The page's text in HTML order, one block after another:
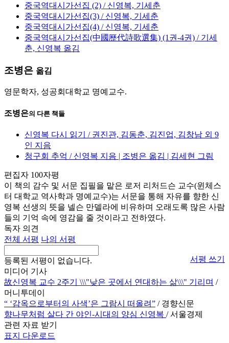
중국역대시가선집 (2) / 신영복, 기세춘
중국역대시가선집(3) / 신영복, 기세춘
중국역대시가선집(4) / 신영복, 기세춘
중국역대시가선집(中國歷代詩歌選集) (1권-4권) / 기세
춘, 신영복 옮김
조병은 옮김
영문학자, 성공회대학교 명예교수.
조병은의 다른 책들
신영복 다시 읽기 / 권진관, 김동춘, 김진업, 김창남 외 9
인 지음
청구회 추억 / 신영복 지음 | 조병은 옮김 | 김세현 그림
편집자 100자평
이 책의 감수 및 서문 집필을 맡은 로저 리처드슨 교수(윈체스
터 대학교 역사학과 명예교수)는 서문을 통해 자유를 향한 신
영복 선생의 뜻을 넬슨 만델라에 비유하며 오래도록 많은 사람
들의 기억 속에 영감을 줄 것이라고 전하였다.
독자 의견
전체 서평 나의 서평
서평 쓰기
등록된 서평이 없습니다.
미디어 기사
故신영복 교수 2주기 \\\"낮은 곳에서 연대하는 삶\\\" 기리며 /
머니투데이
“ ‘감옥으로부터의 사색’은 그람시 떠올려” / 경향신문
향나무처럼 살다 간 야인-시대의 양심 신영복 / 서울경제
관련 자료 받기
표지 다운로드